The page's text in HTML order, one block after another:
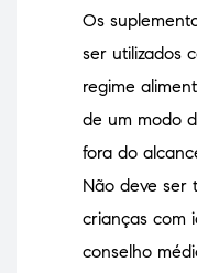
Os
ser utilizados
regime
de um modo
fora do
Não deve ser
crianças com
conselho